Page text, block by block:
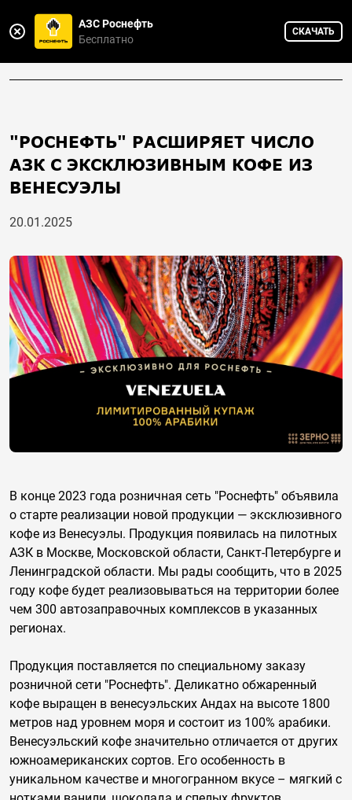
"РОСНЕФТЬ" РАСШИРЯЕТ ЧИСЛО
АЗК С ЭКСКЛЮЗИВНЫМ КОФЕ ИЗ
ВЕНЕСУЭЛЫ
20.01.2025
В конце 2023 года розничная сеть "Роснефть" объявила
о старте реализации новой продукции — эксклюзивного
кофе из Венесуэлы. Продукция появилась на пилотных
АЗК в Москве, Московской области, Санкт-Петербурге и
Ленинградской области. Мы рады сообщить, что в 2025
году кофе будет реализовываться на территории более
чем 300 автозаправочных комплексов в указанных
регионах.
Продукция поставляется по специальному заказу
розничной сети "Роснефть". Деликатно обжаренный
кофе выращен в венесуэльских Андах на высоте 1800
метров над уровнем моря и состоит из 100% арабики.
Венесуэльский кофе значительно отличается от других
южноамериканских сортов. Его особенность в
уникальном качестве и многогранном вкусе – мягкий с
АЗС Роснефть
Бесплатно
СКАЧАТЬ